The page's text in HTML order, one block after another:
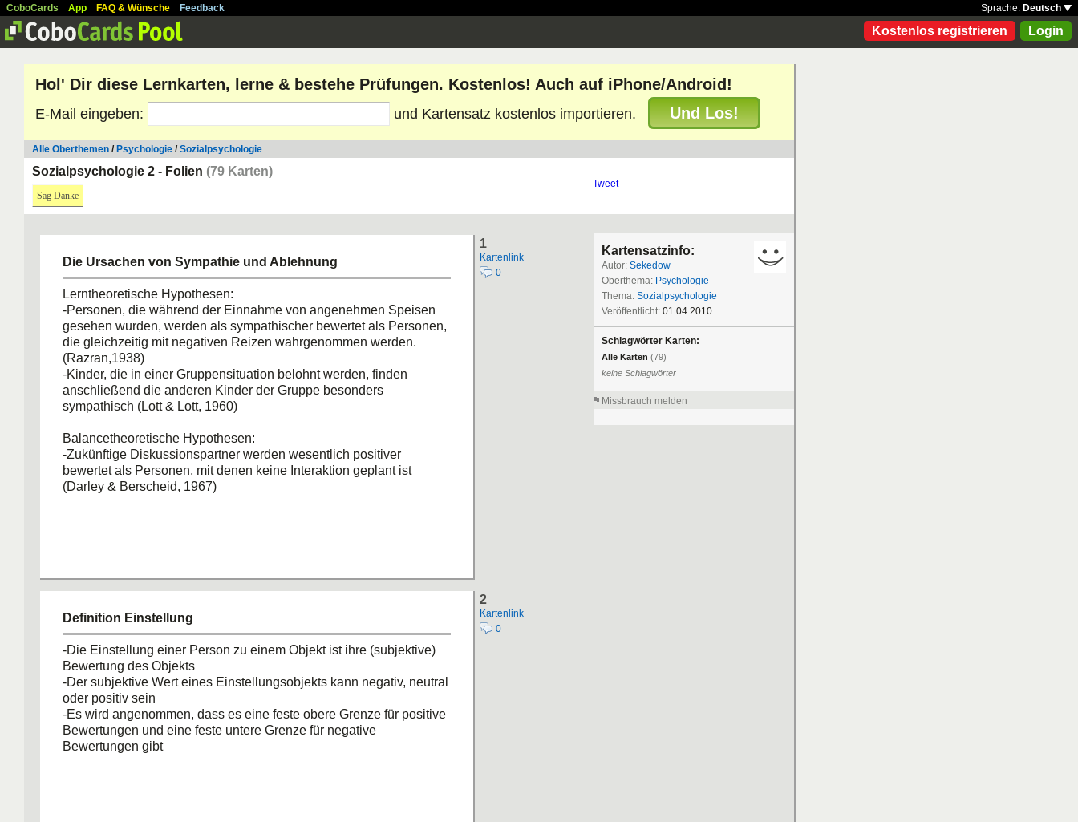
CoboCards App FAQ & Wünsche Feedback Sprache: Deutsch
Kostenlos registrieren Login
Hol' Dir diese Lernkarten, lerne & bestehe Prüfungen. Kostenlos! Auch auf iPhone/Android!
E-Mail eingeben: und Kartensatz kostenlos importieren. Und Los!
Alle Oberthemen / Psychologie /Sozialpsychologie
Sozialpsychologie 2 - Folien (79 Karten)
Sag Danke
Tweet
1
Kartenlink
0
Die Ursachen von Sympathie und Ablehnung
Lerntheoretische Hypothesen:
-Personen, die während der Einnahme von angenehmen Speisen
gesehen wurden, werden als sympathischer bewertet als Personen,
die gleichzeitig mit negativen Reizen wahrgenommen werden.
(Razran,1938)
-Kinder, die in einer Gruppensituation belohnt werden, finden
anschließend die anderen Kinder der Gruppe besonders
sympathisch (Lott & Lott, 1960)
Balancetheoretische Hypothesen:
-Zukünftige Diskussionspartner werden wesentlich positiver
bewertet als Personen, mit denen keine Interaktion geplant ist
(Darley & Berscheid, 1967)
2
Kartenlink
0
Definition Einstellung
-Die Einstellung einer Person zu einem Objekt ist ihre (subjektive)
Bewertung des Objekts
-Der subjektive Wert eines Einstellungsobjekts kann negativ, neutral
oder positiv sein
-Es wird angenommen, dass es eine feste obere Grenze für positive
Bewertungen und eine feste untere Grenze für negative
Bewertungen gibt
Kartensatzinfo:
Autor: Sekedow
Oberthema: Psychologie
Thema: Sozialpsychologie
Veröffentlicht: 01.04.2010
Schlagwörter Karten:
Alle Karten (79)
keine Schlagwörter
Missbrauch melden